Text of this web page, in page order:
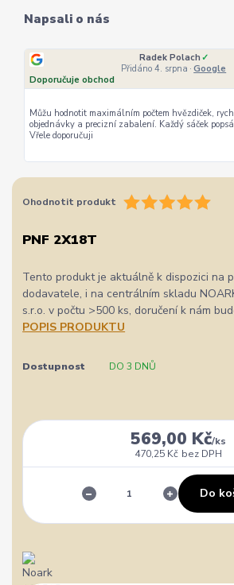
Napsali o nás
Radek Polach ✓
Přidáno 4. srpna · Google
Doporučuje obchod
Můžu hodnotit maximálním počtem hvězdiček,
objednávky a precizní zabalení. Každý sáček
Vřele doporučuji
Ohodnotit produkt
PNF 2X18T
Tento produkt je aktuálně k dispozici na
dodavatele, i na centrálním skladu
s.r.o. v počtu >500 ks, doručení k nám
POPIS PRODUKTU
Dostupnost DO 3 DNŮ
569,00 Kč/ks
470,25 Kč bez DPH
Do